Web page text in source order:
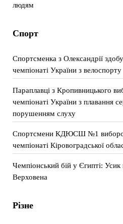
людям
Спорт
Спортсменка з Олександрії
чемпіонаті України з велоспорту
Параплавці з Кропивницького
чемпіонаті України з плавання
порушенням слуху
Спортсмени КДЮСШ №1
чемпіонаті Кіровоградської
Чемпіонський бій у Єгипті: Усик
Верховена
Різне